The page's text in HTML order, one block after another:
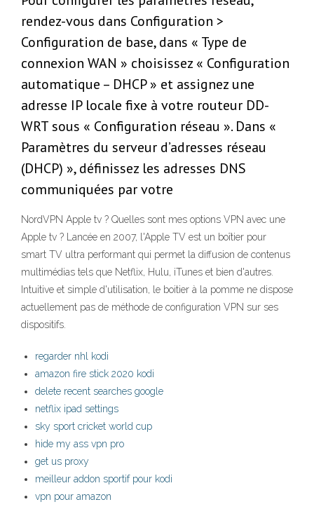
rendez-vous dans Configuration >
Configuration de base, dans « Type de
connexion WAN » choisissez « Configuration
automatique – DHCP » et assignez une
adresse IP locale fixe à votre routeur DD-
WRT sous « Configuration réseau ». Dans «
Paramètres du serveur d’adresses réseau
(DHCP) », définissez les adresses DNS
communiquées par votre
NordVPN Apple tv ? Quelles sont mes options VPN avec une
Apple tv ? Lancée en 2007, l'Apple TV est un boîtier pour
smart TV ultra performant qui permet la diffusion de contenus
multimédias tels que Netflix, Hulu, iTunes et bien d'autres.
Intuitive et simple d'utilisation, le boitier à la pomme ne dispose
actuellement pas de méthode de configuration VPN sur ses
dispositifs.
regarder nhl kodi
amazon fire stick 2020 kodi
delete recent searches google
netflix ipad settings
sky sport cricket world cup
hide my ass vpn pro
get us proxy
meilleur addon sportif pour kodi
vpn pour amazon